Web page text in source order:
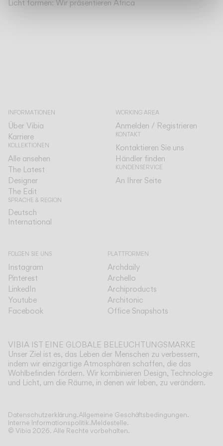
Licht formen: Wir präsentieren Africa
INFORMATIONEN
Über Vibia
Karriere
KOLLEKTIONEN
Alle ansehen
The Latest
Designer
The Edit
SPRACHE & REGION
Deutsch
International
WORKING AREA
Anmelden / Registrieren
KONTAKT
Kontaktieren Sie uns
Händler finden
KUNDENSERVICE
An Ihrer Seite
FOLGEN SIE UNS
Instagram
Pinterest
LinkedIn
Youtube
Facebook
PLATTFORMEN
Archdaily
Archello
Archiproducts
Architonic
Office Snapshots
VIBIA IST EINE GLOBALE BELEUCHTUNGSMARKE
Unser Ziel ist es, das Leben der Menschen zu verbessern,
indem wir einzigartige Atmosphären schaffen, die das
Wohlbefinden fördern. Wir kombinieren Design, Technologie
und Licht, um die Räume, in denen wir leben, zu verändern.
Datenschutzerklärung.Allgemeine Geschäftsbedingungen.
Interne Informationspolitik.Meldestelle.
© Vibia 2026. Alle Rechte vorbehalten.